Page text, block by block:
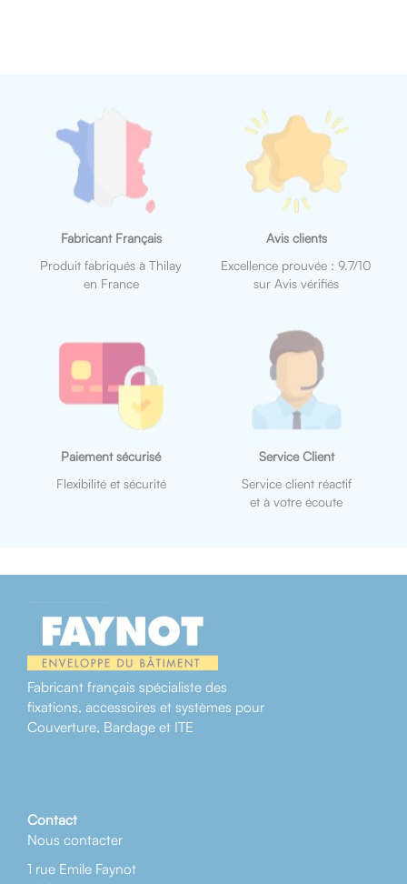
Fabricant Français
Produit fabriqués à Thilay
en France
Avis clients
Excellence prouvée : 9.7/10
sur Avis vérifiés
Paiement sécurisé
Flexibilité et sécurité
Service Client
Service client réactif
et à votre écoute
Fabricant français spécialiste des
fixations, accessoires et systèmes pour
Couverture, Bardage et ITE
Contact
Nous contacter
1 rue Emile Faynot